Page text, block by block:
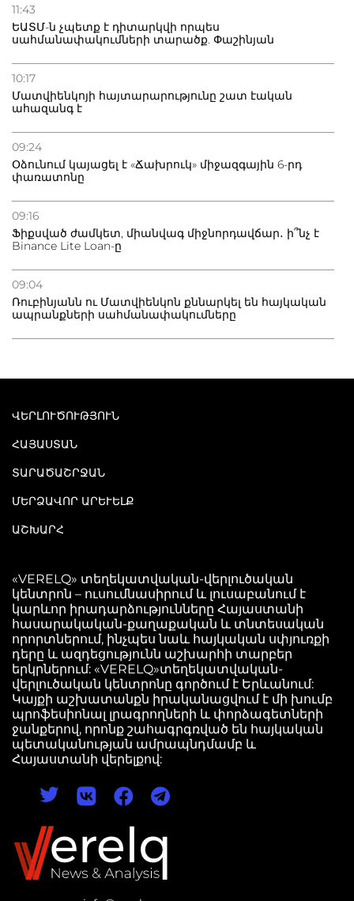
11:43
ԵԱՏՄ-ն չպետք է դիտարկվի որպես
սահմանափակումների տարածք. Փաշինյան
10:17
Մատվիենկոյի հայտարարությունը շատ էական
ահազանգ է
09:24
Օձունում կայացել է «Ճախրուկ» միջազգային 6-րդ
փառատոնը
09:16
Ֆիքսված ժամկետ, միանվագ միջնորդավճար․ ի՞նչ է
Binance Lite Loan-ը
09:04
Ռուբինյանն ու Մատվիենկոն քննարկել են հայկական
ապրանքների սահմանափակումները
ՎԵՐԼՈՒԾՈՒԹՅՈՒՆ
ՀԱՅԱՍՏԱՆ
ՏԱՐԱԾԱՇՐՋԱՆ
ՄԵՐՁԱՎՈՐ ԱՐԵՒԵԼՔ
ԱՇԽԱՐՀ
«VERELQ» տեղեկատվական-վերլուծական
կենտրոն – ուսումնասիրում և լուսաբանում է
կարևոր իրադարձությունները Հայաստանի
հասարակական-քաղաքական և տնտեսական
որորտներում, ինչպես նաև հայկական սփյուռքի
դերը և ազդեցությունն աշխարհի տարբեր
երկրներում: «VERELQ»տեղեկատվական-
վերլուծական կենտրոնը գործում է Երևանում:
Կայքի աշխատանքն իրականացվում է մի խումբ
պրոֆեսիոնալ լրագրողների և փորձագետների
ջանքերով, որոնք շահագրգռված են հայկական
պետականության ամրապնդմամբ և
Հայաստանի վերելքով: